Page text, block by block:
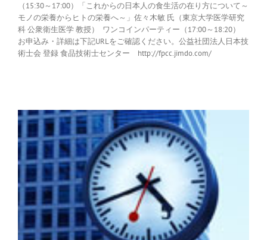
（15:30～17:00）「これからの日本人の食生活の在り方について～
モノの栄養からヒトの栄養へ～」佐々木敏 氏（東京大学医学研究
科 公衆衛生医学 教授） ワンコインパーティー（17:00～18:20）
お申込み・詳細は下記URLをご確認ください。公益社団法人日本技
術士会 登録 食品技術士センター http://fpcc.jimdo.com/